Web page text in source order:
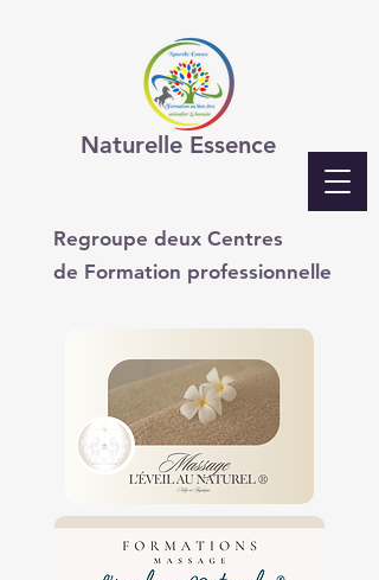
Naturelle Essence
Regroupe deux Centres
de Formation professionnelle